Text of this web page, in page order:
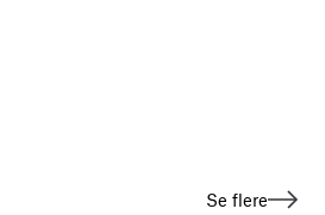
Se flere